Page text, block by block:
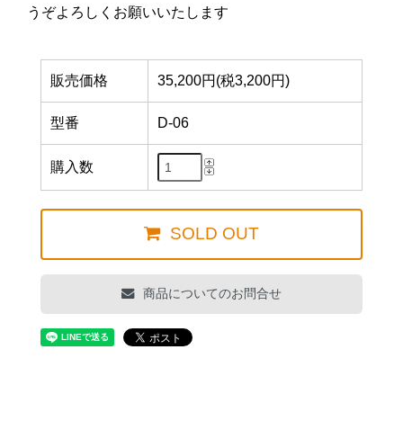
うぞよろしくお願いいたします
販売価格 35,200円(税3,200円)
型番 D-06
購入数
SOLD OUT
商品についてのお問合せ